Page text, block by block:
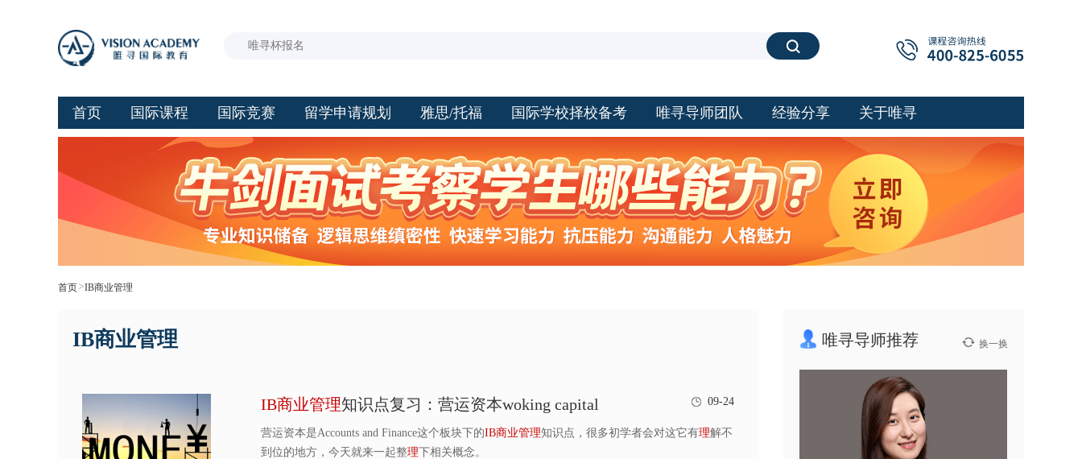
搜索
首页 国际课程 国际竞赛 留学申请规划 雅思/托福 国际学校择校备考 唯寻导师团队 经验分享 关于唯寻
首页>IB商业管理
IB商业管理
IB商业管理知识点复习：营运资本woking capital 09-24
营运资本是Accounts and Finance这个板块下的IB商业管理知识点，很多初学者会对这它有理解不
到位的地方，今天就来一起整理下相关概念。
唯寻导师推荐 换一换